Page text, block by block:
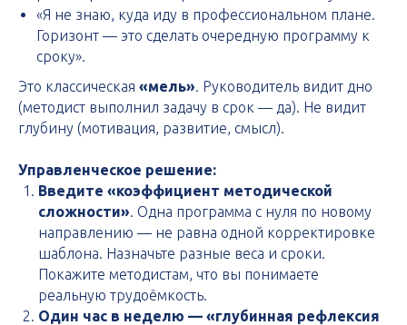
«Я не знаю, куда иду в профессиональном плане.
Горизонт — это сделать очередную программу к
сроку».
Это классическая «мель». Руководитель видит дно
(методист выполнил задачу в срок — да). Не видит
глубину (мотивация, развитие, смысл).
Управленческое решение:
Введите «коэффициент методической
сложности». Одна программа с нуля по новому
направлению — не равна одной корректировке
шаблона. Назначьте разные веса и сроки.
Покажите методистам, что вы понимаете
реальную трудоёмкость.
Один час в неделю — «глубинная рефлексия